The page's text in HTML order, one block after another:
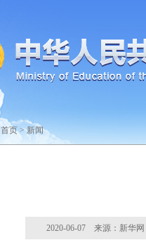
首页>新闻
2020-06-07 来源：新华网